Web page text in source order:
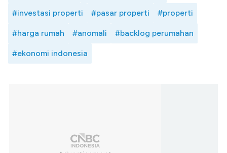
#investasi properti #pasar properti #properti
#harga rumah #anomali #backlog perumahan
#ekonomi indonesia